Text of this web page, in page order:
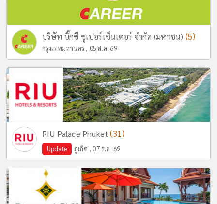
บริษัท บิ๊กซี ซูเปอร์เซ็นเตอร์ จำกัด (มหาชน) (5)
กรุงเทพมหานคร , 05 ส.ค. 69
RIU Palace Phuket(31)
Update ภูเก็ต , 07 ส.ค. 69